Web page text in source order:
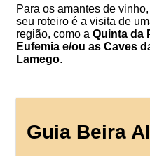
Para os amantes de
seu roteiro é a visita de
região, como a Quinta da
Eufemia e/ou as Caves
Lamego.
Guia Beira